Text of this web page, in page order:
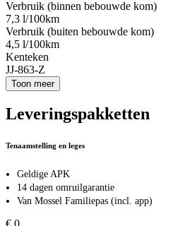
Verbruik (binnen bebouwde kom)
7,3 l/100km
Verbruik (buiten bebouwde kom)
4,5 l/100km
Kenteken
JJ-863-Z
Toon meer
Leveringspakketten
Tenaamstelling en leges
Geldige APK
14 dagen omruilgarantie
Van Mossel Familiepas (incl. app)
€ 0